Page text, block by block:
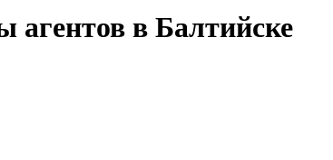
агентов в Балтийске